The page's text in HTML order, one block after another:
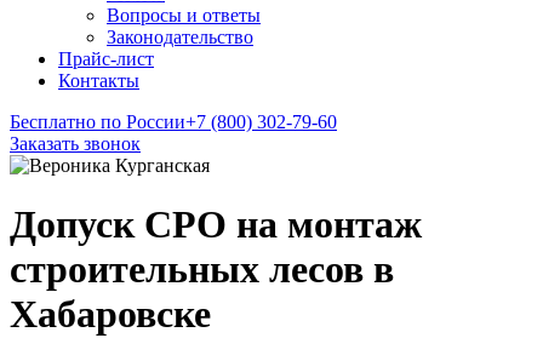
Вопросы и ответы
Законодательство
Прайс-лист
Контакты
Бесплатно по России+7 (800) 302-79-60
Заказать звонок
Допуск СРО на монтаж
строительных лесов в
Хабаровске